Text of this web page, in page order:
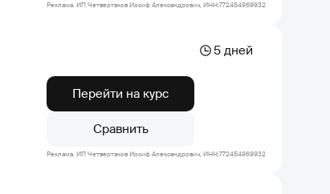
Реклама. ИП Четвертаков Иосиф Александрович, ИНН:772454969932
5 дней
Перейти на курс
Сравнить
Реклама. ИП Четвертаков Иосиф Александрович, ИНН:772454969932